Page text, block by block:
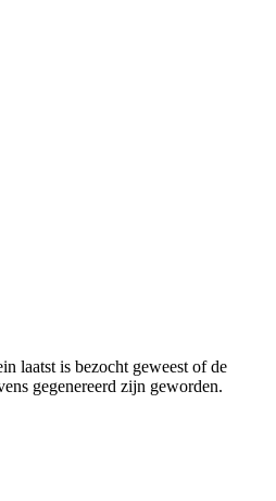
laatst is bezocht geweest of de
gegenereerd zijn geworden.